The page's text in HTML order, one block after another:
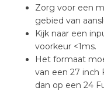
Zorg voor een
gebied van
Kijk naar een
voorkeur <1ms.
Het formaat
van een 27 inch
dan op een 24